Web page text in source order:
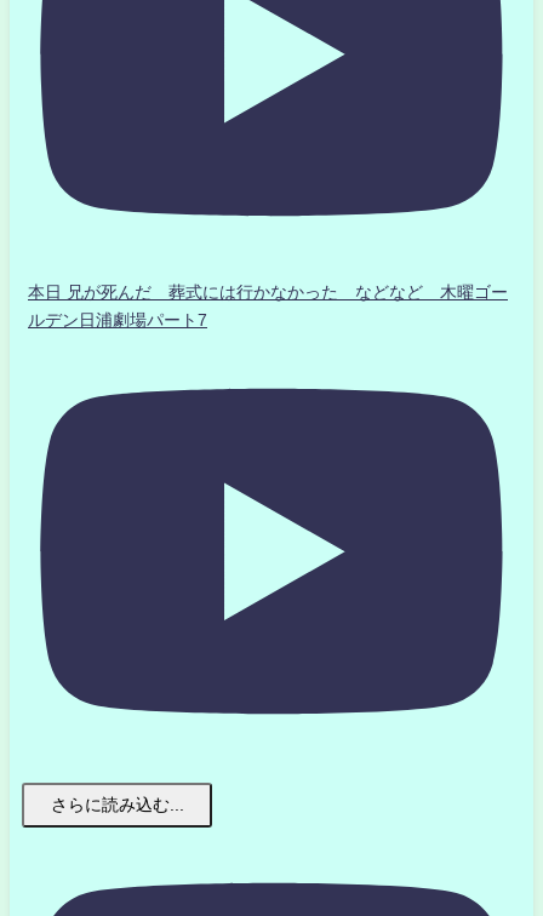
本日 兄が死んだ 葬式には行かなかった などなど 木曜ゴー
ルデン日浦劇場パート7
さらに読み込む...